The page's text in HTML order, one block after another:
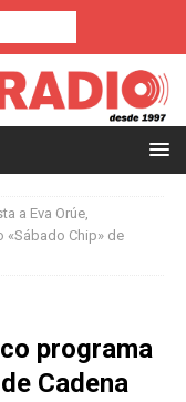
a Eva Orúe,
Chip» de
programa
Cadena